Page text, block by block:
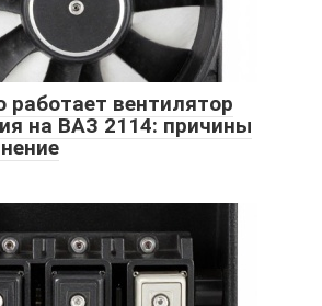
работает вентилятор
на ВАЗ 2114: причины